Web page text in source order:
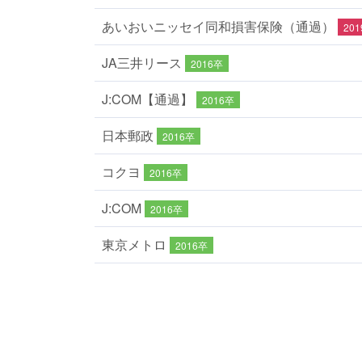
あいおいニッセイ同和損害保険（通過）
JA三井リース 2016卒
J:COM【通過】 2016卒
日本郵政 2016卒
コクヨ 2016卒
J:COM 2016卒
東京メトロ 2016卒